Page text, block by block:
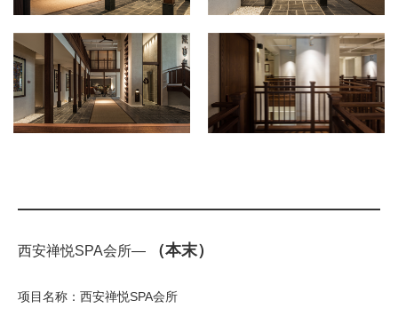
西安禅悦SPA会所— （本末）
项目名称：西安禅悦SPA会所